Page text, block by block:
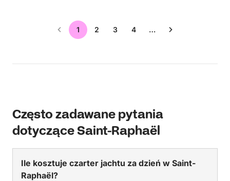
1 2 3 4 …
Często zadawane pytania
dotyczące Saint-Raphaël
Ile kosztuje czarter jachtu za dzień w Saint-
Raphaël?